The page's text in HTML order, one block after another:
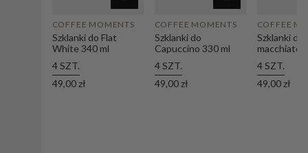
COFFEE MOMENTS
Szklanki do Flat
White 340 ml
4 SZT.
49,00 zł
COFFEE MOMENTS
Szklanki do
Capuccino 330 ml
4 SZT.
49,00 zł
COFFEE
Szklanki do
macchiato
4 SZT.
49,00 zł